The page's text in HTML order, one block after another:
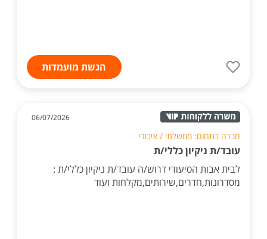
הגשת מועמדות
06/07/2026
חברה בתחום: ממשלתי / ציבורי
עובד/ת ניקיון כללי/ת
לבית אבות הסיעודי דרוש/ה עובד/ת ניקיון כללי/ת :
מסדרונות,חדרים,שירותים,מקלחות ועוד